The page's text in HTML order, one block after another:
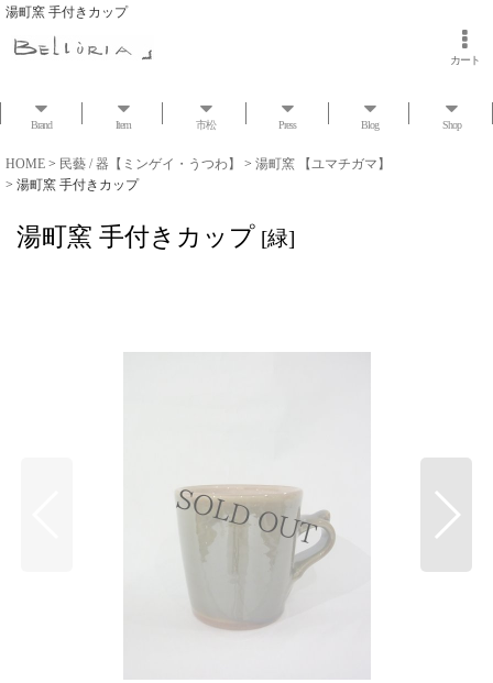
湯町窯 手付きカップ
カート
Brand Item 市松 Press Blog Shop
HOME > 民藝 / 器【ミンゲイ・うつわ】 > 湯町窯 【ユマチガマ】
> 湯町窯 手付きカップ
湯町窯 手付きカップ [緑]